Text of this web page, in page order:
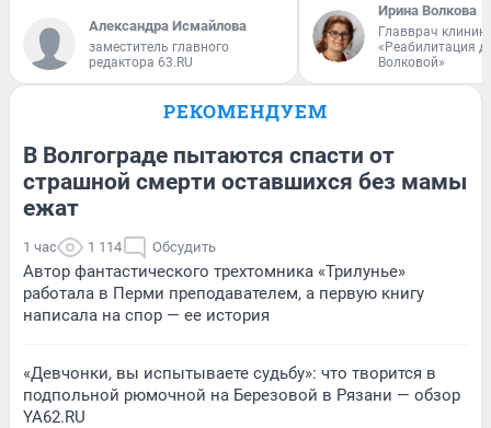
Александра Исмайлова
заместитель главного
редактора 63.RU
Ирина Волкова
Главврач
«Реабилитация
Волковой»
РЕКОМЕНДУЕМ
В Волгограде пытаются спасти от
страшной смерти оставшихся без мамы
ежат
1 час 1 114 Обсудить
Автор фантастического трехтомника «Трилунье»
работала в Перми преподавателем, а первую книгу
написала на спор — ее история
«Девчонки, вы испытываете судьбу»: что творится в
подпольной рюмочной на Березовой в Рязани — обзор
YA62.RU